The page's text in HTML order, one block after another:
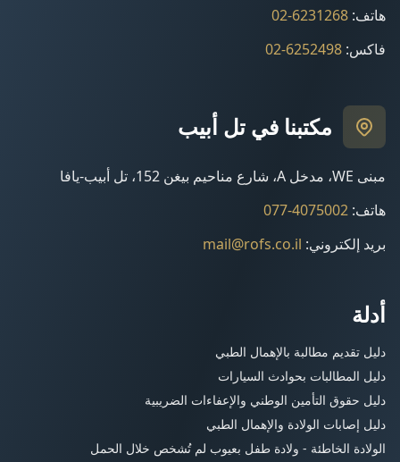
هاتف:
02-6231268
فاكس:
02-6252498
مكتبنا في تل أبيب
مبنى WE، مدخل A، شارع مناحيم بيغن 152، تل أبيب-يافا
هاتف:
077-4075002
بريد إلكتروني:
mail@rofs.co.il
أدلة
دليل تقديم مطالبة بالإهمال الطبي
دليل المطالبات بحوادث السيارات
دليل حقوق التأمين الوطني والإعفاءات الضريبية
دليل إصابات الولادة والإهمال الطبي
الولادة الخاطئة - ولادة طفل بعيوب لم تُشخص خلال الحمل